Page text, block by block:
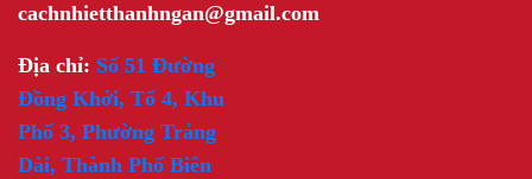
cachnhietthanhngan@gmail.com
Địa chỉ: Số 51 Đường
Đồng Khởi, Tổ 4, Khu
Phố 3, Phường Trảng
Dài, Thành Phố Biên